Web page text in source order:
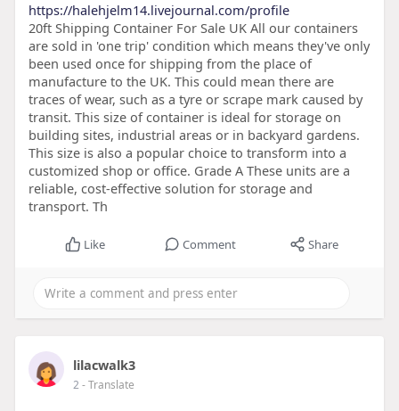
https://halehjelm14.livejournal.com/profile
20ft Shipping Container For Sale UK All our containers
are sold in 'one trip' condition which means they've only
been used once for shipping from the place of
manufacture to the UK. This could mean there are
traces of wear, such as a tyre or scrape mark caused by
transit. This size of container is ideal for storage on
building sites, industrial areas or in backyard gardens.
This size is also a popular choice to transform into a
customized shop or office. Grade A These units are a
reliable, cost-effective solution for storage and
transport. Th
Like Comment Share
lilacwalk3
2- Translate